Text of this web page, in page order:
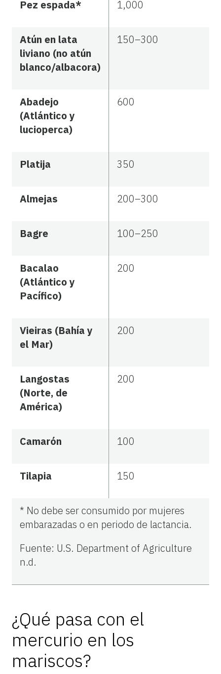
Pez espada* 1,000
Atún en lata
liviano (no atún
blanco/albacora)
150–300
Abadejo
(Atlántico y
lucioperca)
600
Platija 350
Almejas 200–300
Bagre 100–250
Bacalao
(Atlántico y
Pacífico)
200
Vieiras (Bahía y
el Mar)
200
Langostas
(Norte, de
América)
200
Camarón 100
Tilapia 150
* No debe ser consumido por mujeres
embarazadas o en periodo de lactancia.
Fuente: U.S. Department of Agriculture
n.d.
¿Qué pasa con el
mercurio en los
mariscos?